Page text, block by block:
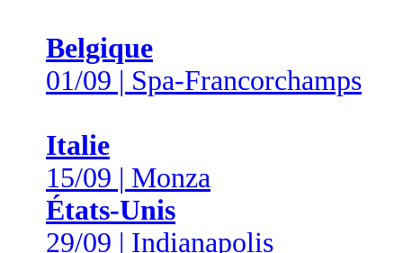
Belgique
01/09 | Spa-Francorchamps
Italie
15/09 | Monza
États-Unis
29/09 | Indianapolis